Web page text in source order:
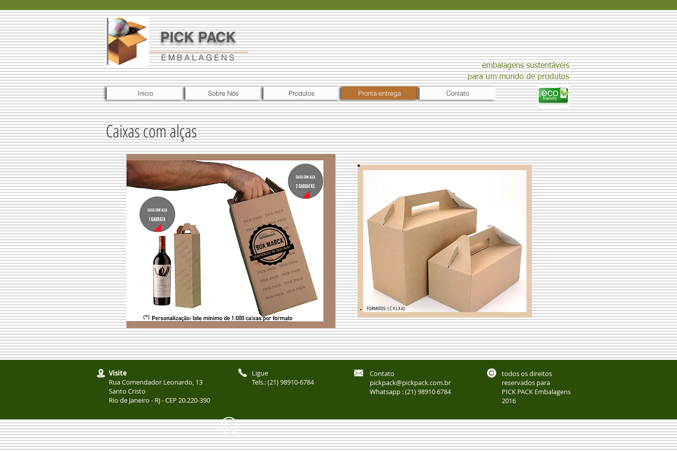
Início Sobre Nós Produtos Pronta-entrega Contato
PICK PACK
E M B A L A G E N S
embalagens sustentáveis
para um mundo de produtos
Caixas com alças
Visite
Rua Comendador Leonardo, 13
Santo Cristo
Rio de Janeiro - RJ - CEP 20.220-390
Ligue
Tels.: (21) 98910-6784
Contato
pickpack@pickpack.com.br
Whatsapp : (21) 98910 6784
todos os direitos
reservados para
PICK PACK Embalagens
2016
©